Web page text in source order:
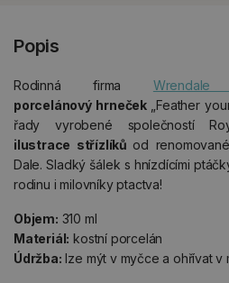
Popis
Rodinná firma Wrendale
porcelánový hrneček „Feather
řady vyrobené společností
ilustrace střízlíků od
Dale. Sladký šálek s hnízdícími
rodinu i milovníky ptactva!
Objem: 310 ml
Materiál: kostní porcelán
Údržba: lze mýt v myčce a ohřívat v